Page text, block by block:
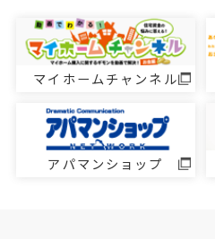
マイホームチャンネル
アパマンショップ